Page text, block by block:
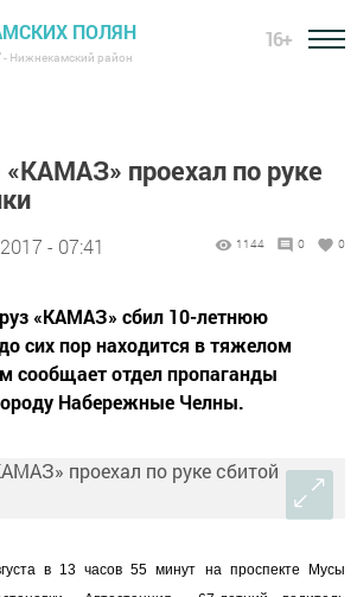
ПОЛЯН
- Нижнекамский район
16+
«КАМАЗ» проехал по руке
- 07:41 1144 0 0
«КАМАЗ» сбил 10-летнюю
сих пор находится в тяжелом
сообщает отдел пропаганды
Набережные Челны.
в 13 часов 55 минут на проспекте Мусы